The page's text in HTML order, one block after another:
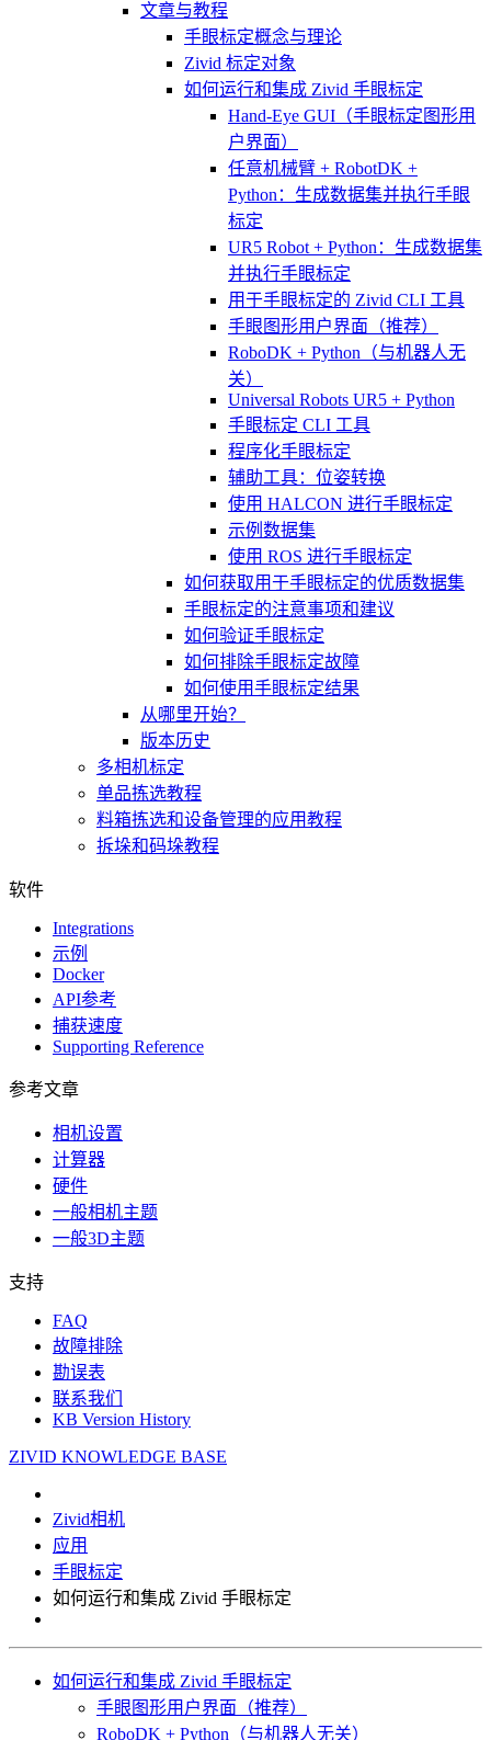
文章与教程
手眼标定概念与理论
Zivid 标定对象
如何运行和集成 Zivid 手眼标定
Hand-Eye GUI（手眼标定图形用
户界面）
任意机械臂 + RobotDK +
Python：生成数据集并执行手眼
标定
UR5 Robot + Python：生成数据集
并执行手眼标定
用于手眼标定的 Zivid CLI 工具
手眼图形用户界面（推荐）
RoboDK + Python（与机器人无
关）
Universal Robots UR5 + Python
手眼标定 CLI 工具
程序化手眼标定
辅助工具：位姿转换
使用 HALCON 进行手眼标定
示例数据集
使用 ROS 进行手眼标定
如何获取用于手眼标定的优质数据集
手眼标定的注意事项和建议
如何验证手眼标定
如何排除手眼标定故障
如何使用手眼标定结果
从哪里开始？
版本历史
多相机标定
单品拣选教程
料箱拣选和设备管理的应用教程
拆垛和码垛教程
软件
Integrations
示例
Docker
API参考
捕获速度
Supporting Reference
参考文章
相机设置
计算器
硬件
一般相机主题
一般3D主题
支持
FAQ
故障排除
勘误表
联系我们
KB Version History
ZIVID KNOWLEDGE BASE
Zivid相机
应用
手眼标定
如何运行和集成 Zivid 手眼标定
如何运行和集成 Zivid 手眼标定
手眼图形用户界面（推荐）
RoboDK + Python（与机器人无关）